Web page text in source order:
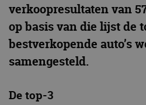
verkoopresultaten van
op basis van die lijst de
bestverkopende auto’s
samengesteld.
De top-3